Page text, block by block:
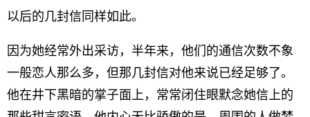
以后的几封信同样如此。
因为她经常外出采访，半年来，他们的通信次数不象
一般恋人那么多，但那几封信对他来说已经足够了。
他在井下黑暗的掌子面上，常常闭住眼默念她信上的